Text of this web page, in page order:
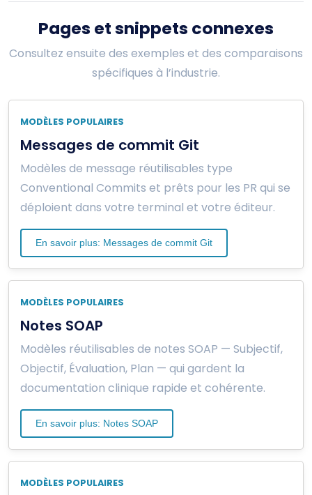
Pages et snippets connexes
Consultez ensuite des exemples et des comparaisons
spécifiques à l’industrie.
MODÈLES POPULAIRES
Messages de commit Git
Modèles de message réutilisables type
Conventional Commits et prêts pour les PR qui se
déploient dans votre terminal et votre éditeur.
En savoir plus: Messages de commit Git
MODÈLES POPULAIRES
Notes SOAP
Modèles réutilisables de notes SOAP — Subjectif,
Objectif, Évaluation, Plan — qui gardent la
documentation clinique rapide et cohérente.
En savoir plus: Notes SOAP
MODÈLES POPULAIRES